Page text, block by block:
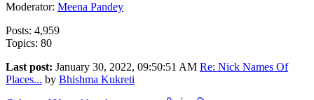
Moderator: Meena Pandey
Posts: 4,959
Topics: 80
Last post: January 30, 2022, 09:50:51 AM Re: Nick Names Of
Places... by Bhishma Kukreti